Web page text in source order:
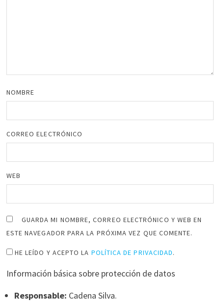
NOMBRE
CORREO ELECTRÓNICO
WEB
GUARDA MI NOMBRE, CORREO ELECTRÓNICO Y WEB EN
ESTE NAVEGADOR PARA LA PRÓXIMA VEZ QUE COMENTE.
HE LEÍDO Y ACEPTO LA POLÍTICA DE PRIVACIDAD.
Información básica sobre protección de datos
Responsable: Cadena Silva.